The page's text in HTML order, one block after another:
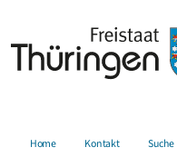
Home Kontakt Suche